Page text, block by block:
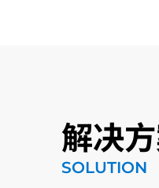
解决
SOLUTION